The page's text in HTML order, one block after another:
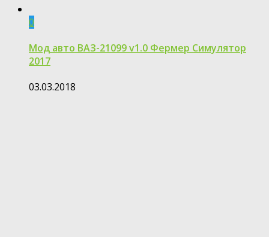
0
Мод авто ВАЗ-21099 v1.0 Фермер Симулятор
2017
03.03.2018